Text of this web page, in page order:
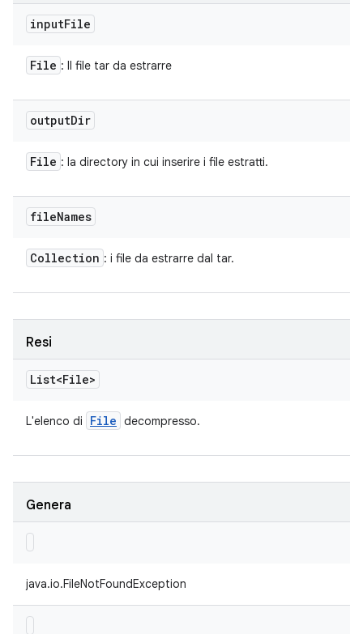
inputFile
File : Il file tar da estrarre
outputDir
File : la directory in cui inserire i file estratti.
fileNames
Collection : i file da estrarre dal tar.
Resi
List<File>
L'elenco di File decompresso.
Genera
java.io.FileNotFoundException